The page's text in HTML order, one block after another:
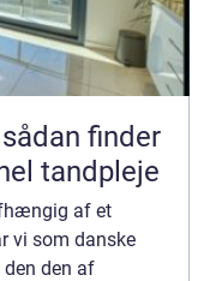
tandpleje
af et
vi som danske
den af